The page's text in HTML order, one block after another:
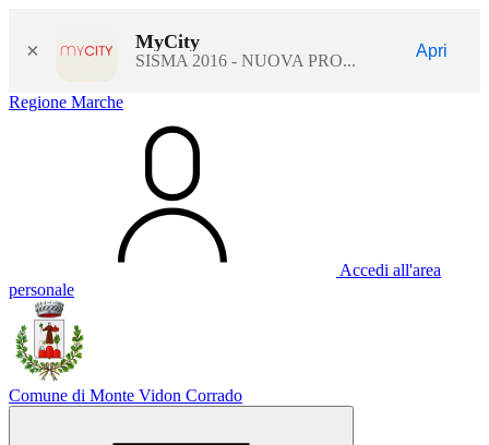
× MyCity
SISMA 2016 - NUOVA PRO...
Apri
Regione Marche
Accedi all'area
personale
Comune di Monte Vidon Corrado